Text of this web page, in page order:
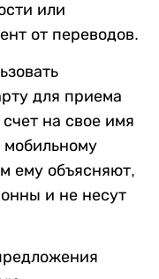
или
от переводов.
для приема
на свое имя
мобильному
ему объясняют,
и не несут